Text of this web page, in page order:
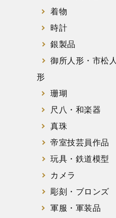
着物
時計
銀製品
御所人形・市松人
形
珊瑚
尺八・和楽器
真珠
帝室技芸員作品
玩具・鉄道模型
カメラ
彫刻・ブロンズ
軍服・軍装品